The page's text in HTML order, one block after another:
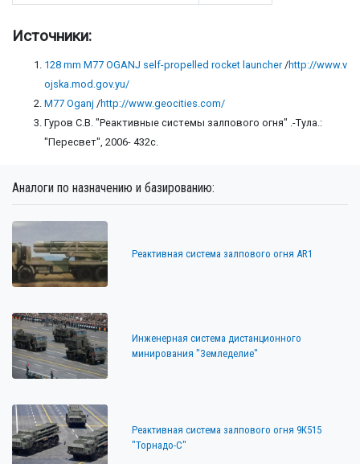
Источники:
128 mm M77 OGANJ self-propelled rocket launcher/http://www.v
ojska.mod.gov.yu/
M77 Oganj /http://www.geocities.com/
Гуров С.В. "Реактивные системы залпового огня" .-Тула.:
"Пересвет", 2006- 432с.
Аналоги по назначению и базированию:
Реактивная система залпового огня AR1
Инженерная система дистанционного
минирования "Земледелие"
Реактивная система залпового огня 9К515
"Торнадо-С"